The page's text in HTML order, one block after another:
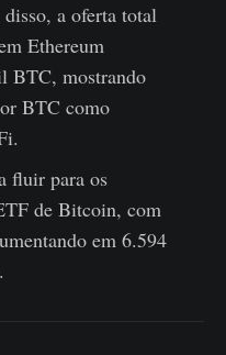
a oferta total
Ethereum
BTC, mostrando
BTC como
fluir para os
de Bitcoin, com
em 6.594